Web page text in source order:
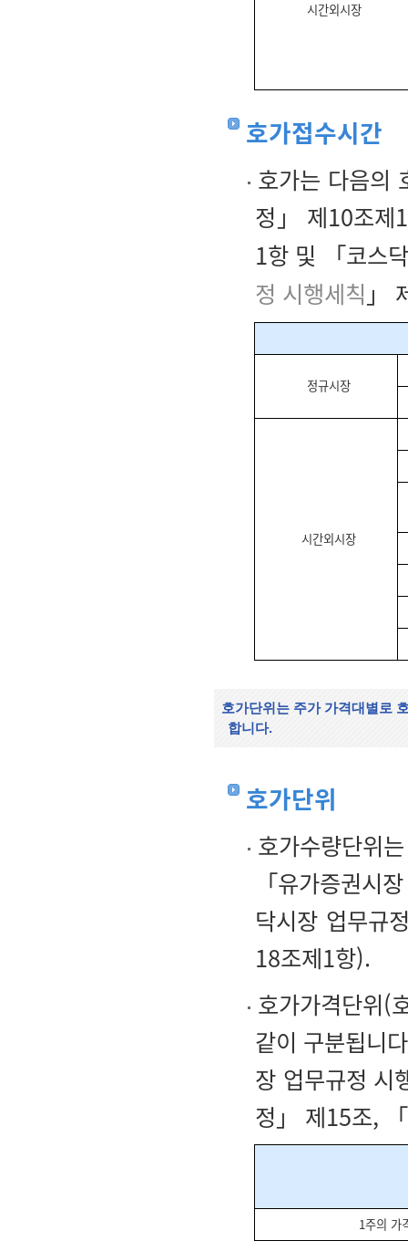
시간외시장
호가접수시간
호가는 다음의
정」 제10조제
1항 및 「코스
정 시행세칙 」
정규시장
시간외시장
호가단위는 주가 가격대별로
합니다.
호가단위
호가수량단위
「유가증권시
닥시장 업무규
18조제1항).
호가가격단위(
같이 구분됩니
장 업무규정 시
정」 제15조,
1주의 가